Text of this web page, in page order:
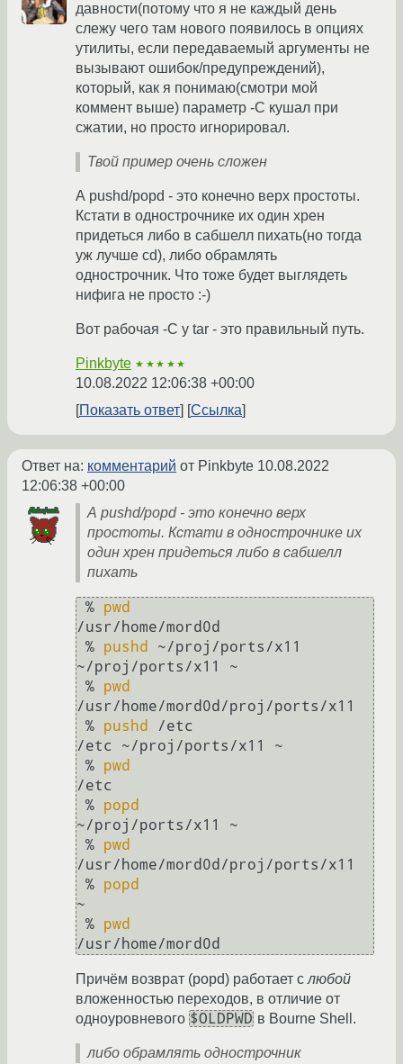
давности(потому что я не каждый день
слежу чего там нового появилось в опциях
утилиты, если передаваемый аргументы не
вызывают ошибок/предупреждений),
который, как я понимаю(смотри мой
коммент выше) параметр -C кушал при
сжатии, но просто игнорировал.
Твой пример очень сложен
А pushd/popd - это конечно верх простоты.
Кстати в однострочнике их один хрен
придеться либо в сабшелл пихать(но тогда
уж лучше cd), либо обрамлять
однострочник. Что тоже будет выглядеть
нифига не просто :-)
Вот рабочая -C у tar - это правильный путь.
Pinkbyte ★★★★★
10.08.2022 12:06:38 +00:00
Показать ответ
Ссылка
Ответ на: комментарий от Pinkbyte 10.08.2022
12:06:38 +00:00
А pushd/popd - это конечно верх
простоты. Кстати в однострочнике их
один хрен придеться либо в сабшелл
пихать
% pwd
/usr/home/mord0d
% pushd
~/proj/ports/x11
~/proj/ports/x11 ~
% pwd
/usr/home/mord0d/proj/ports/x11
% pushd
/etc
/etc ~/proj/ports/x11 ~
% pwd
/etc
% popd
~/proj/ports/x11 ~
% pwd
/usr/home/mord0d/proj/ports/x11
% popd
~
% pwd
Причём возврат (popd) работает слюбой
вложенностью переходов, в отличие от
одноуровневого $OLDPWD в Bourne Shell.
либо обрамлять однострочник